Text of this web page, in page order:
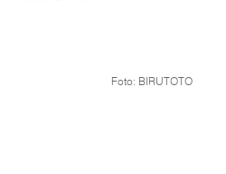
Foto: BIRUTOTO